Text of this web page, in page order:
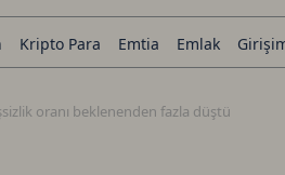
Kripto Para Emtia Emlak
oranı beklenenden fazla düştü